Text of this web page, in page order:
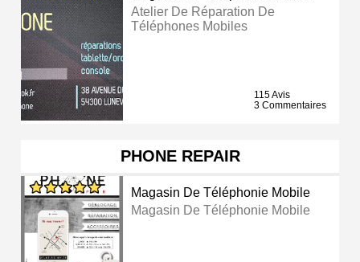
Atelier De Réparation De
Téléphones Mobiles
115 Avis
3 Commentaires
PHONE REPAIR
Magasin De Téléphonie Mobile
Magasin De Téléphonie Mobile